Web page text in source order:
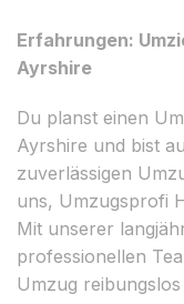
Erfahrungen:
Ayrshire
Du planst einen
Ayrshire und bist
zuverlässigen
uns, Umzugsprofi
Mit unserer
professionellen
Umzug